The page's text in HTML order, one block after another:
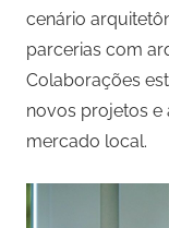
cenário
parcerias com
Colaborações
novos projetos e
mercado local.